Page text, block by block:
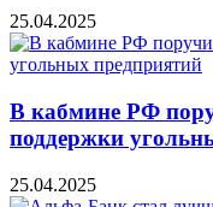
25.04.2025
В кабмине РФ
поддержки
25.04.2025